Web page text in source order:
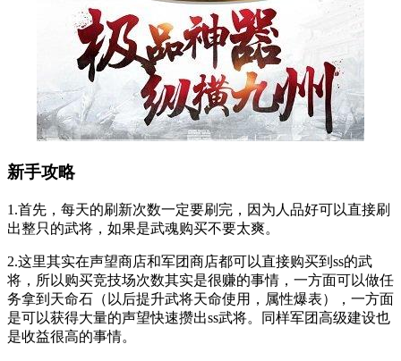
新手攻略
1.首先，每天的刷新次数一定要刷完，因为人品好可以直接刷
出整只的武将，如果是武魂购买不要太爽。
2.这里其实在声望商店和军团商店都可以直接购买到ss的武
将，所以购买竞技场次数其实是很赚的事情，一方面可以做任
务拿到天命石（以后提升武将天命使用，属性爆表），一方面
是可以获得大量的声望快速攒出ss武将。同样军团高级建设也
是收益很高的事情。